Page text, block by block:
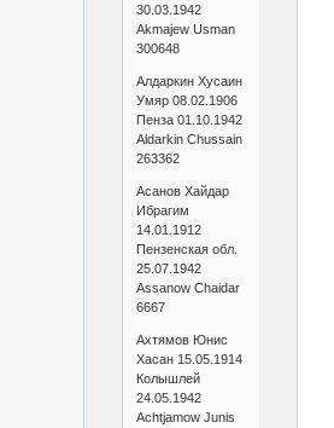
30.03.1942
Akmajew Usman
300648
Алдаркин Хусаин
Умяр 08.02.1906
Пенза 01.10.1942
Aldarkin Chussain
263362
Асанов Хайдар
Ибрагим
14.01.1912
Пензенская обл.
25.07.1942
Assanow Chaidar
6667
Ахтямов Юнис
Хасан 15.05.1914
Колышлей
24.05.1942
Achtjamow Junis